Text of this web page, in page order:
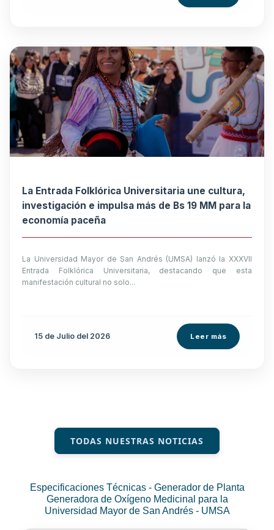
La Entrada Folklórica Universitaria une cultura,
investigación e impulsa más de Bs 19 MM para la
economía paceña
La Universidad Mayor de San Andrés (UMSA) lanzó la XXXVII
Entrada Folklórica Universitaria, destacando que esta
manifestación cultural no solo...
15 de Julio del 2026 Leer más
TODAS NUESTRAS NOTICIAS
Especificaciones Técnicas - Generador de Planta
Generadora de Oxígeno Medicinal para la
Universidad Mayor de San Andrés - UMSA